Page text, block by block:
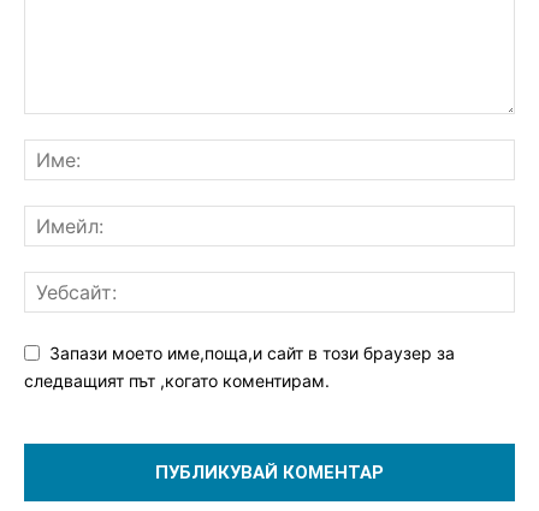
Запази моето име,поща,и сайт в този браузер за
следващият път ,когато коментирам.